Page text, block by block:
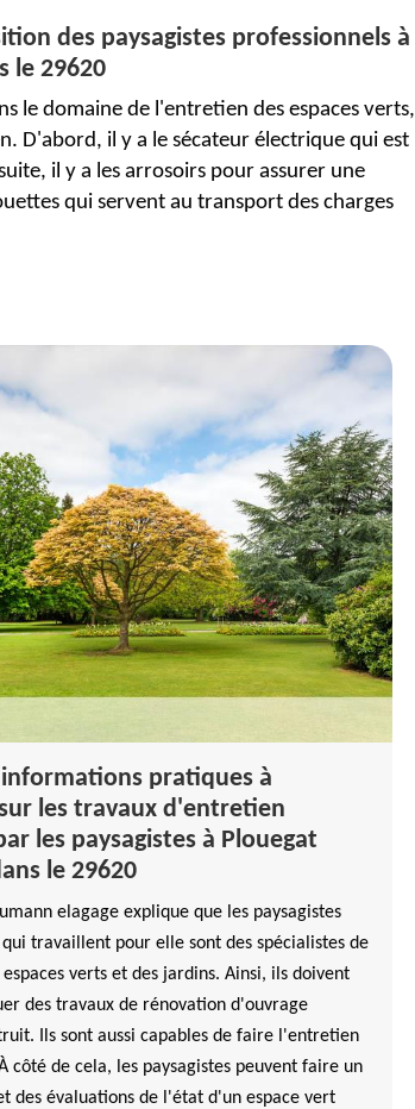
des paysagistes professionnels à
le 29620
le domaine de l'entretien des espaces verts,
D'abord, il y a le sécateur électrique qui est
il y a les arrosoirs pour assurer une
qui servent au transport des charges
informations pratiques à
les travaux d'entretien
les paysagistes à Plouegat
le 29620
elagage explique que les paysagistes
travaillent pour elle sont des spécialistes de
verts et des jardins. Ainsi, ils doivent
des travaux de rénovation d'ouvrage
Ils sont aussi capables de faire l'entretien
côté de cela, les paysagistes peuvent faire un
des évaluations de l'état d'un espace vert